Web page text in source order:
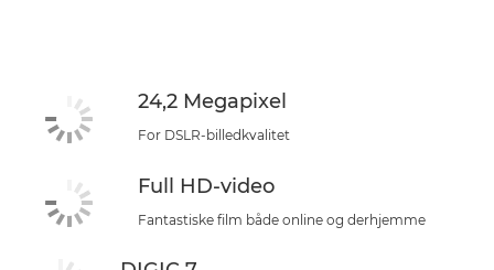
24,2 Megapixel
For DSLR-billedkvalitet
Full HD-video
Fantastiske film både online og derhjemme